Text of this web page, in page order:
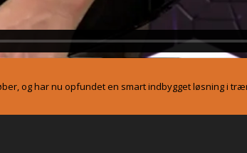
og har nu opfundet en smart indbygget løsning i